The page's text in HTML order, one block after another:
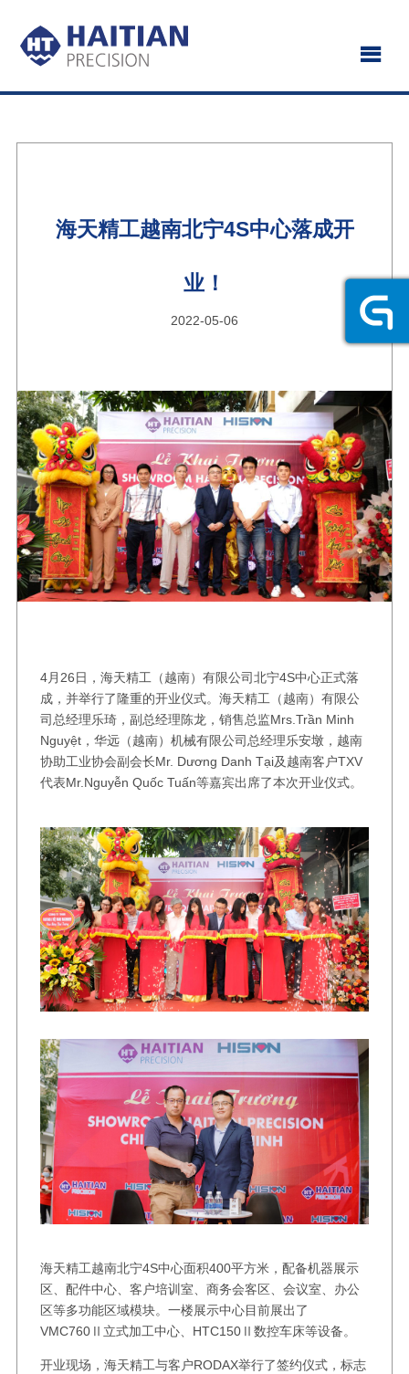
海天精工越南北宁4S中心落成开
业！
2022-05-06
4月26日，海天精工（越南）有限公司北宁4S中心正式落
成，并举行了隆重的开业仪式。海天精工（越南）有限公
司总经理乐琦，副总经理陈龙，销售总监Mrs.Trần Minh
Nguyệt，华远（越南）机械有限公司总经理乐安墩，越南
协助工业协会副会长Mr. Dương Danh Tại及越南客户TXV
代表Mr.Nguyễn Quốc Tuấn等嘉宾出席了本次开业仪式。
海天精工越南北宁4S中心面积400平方米，配备机器展示
区、配件中心、客户培训室、商务会客区、会议室、办公
区等多功能区域模块。一楼展示中心目前展出了
VMC760Ⅱ立式加工中心、HTC150Ⅱ数控车床等设备。
开业现场，海天精工与客户RODAX举行了签约仪式，标志